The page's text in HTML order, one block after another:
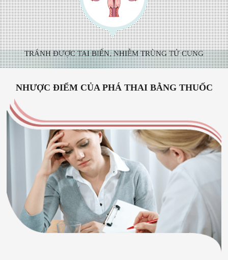
TRÁNH ĐƯỢC TAI BIẾN, NHIỄM TRÙNG TỬ CUNG
NHƯỢC ĐIỂM CỦA PHÁ THAI BẰNG THUỐC